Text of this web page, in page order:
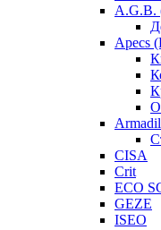
A.G.B.
Apecs
CISA
Crit
ECO
GEZE
ISEO